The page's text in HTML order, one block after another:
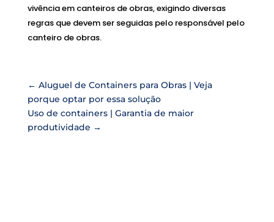
vivência em canteiros de obras, exigindo diversas
regras que devem ser seguidas pelo responsável pelo
canteiro de obras.
← Aluguel de Containers para Obras | Veja
porque optar por essa solução
Uso de containers | Garantia de maior
produtividade →